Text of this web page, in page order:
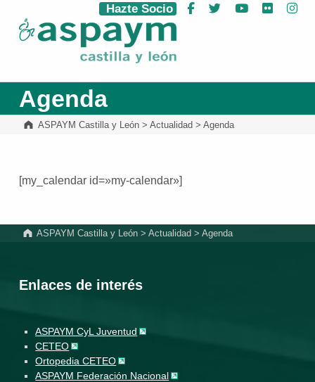
ASPAYM Castilla y León
Hazte Socio Facebook
Twitter YouTube
Flickr
Agenda
ASPAYM Castilla y León> Actualidad > Agenda
[my_calendar id=»my-calendar»]
ASPAYM Castilla y León >Actualidad >Agenda
Enlaces de interés
ASPAYM CyL Juventud
CETEO
Ortopedia CETEO
ASPAYM Federación Nacional